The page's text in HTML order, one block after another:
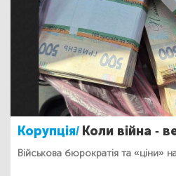
Корупція/ Коли війна -
Військова бюрократія та «ціни»